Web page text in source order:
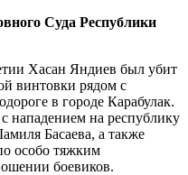
Суда Республики
Хасан Яндиев был убит
винтовки рядом с
в городе Карабулак.
нападением на республику
Басаева, а также
особо тяжким
боевиков.